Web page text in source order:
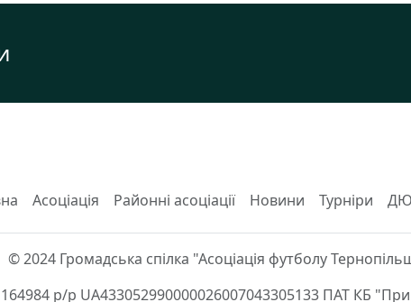
Асоціація Районні асоціації Новини Турніри
© 2024 Громадська спілка "Асоціація футболу
р/р UA433052990000026007043305133 ПАТ КБ